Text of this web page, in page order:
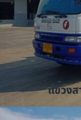
แขวงส